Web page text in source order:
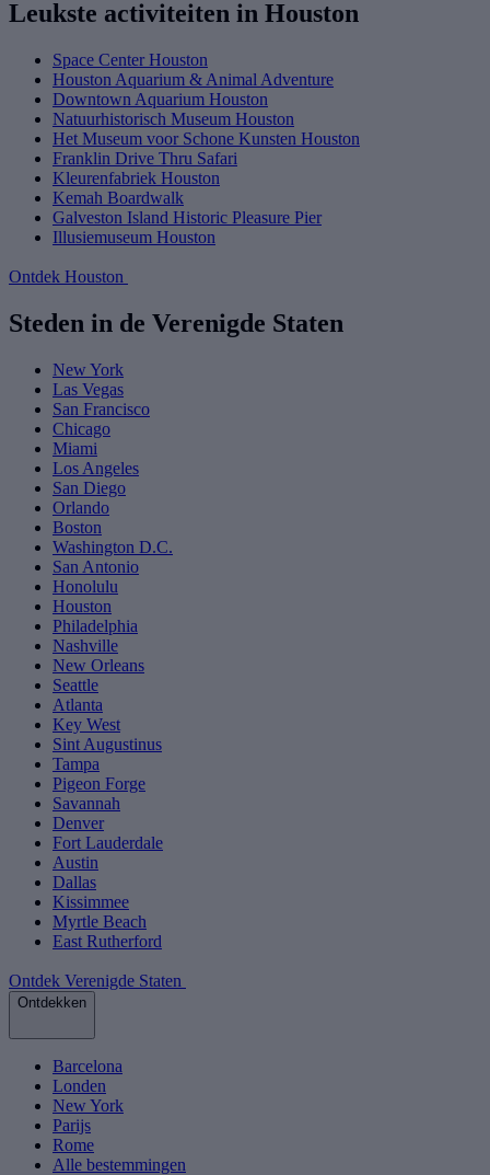
Leukste activiteiten in Houston
Space Center Houston
Houston Aquarium & Animal Adventure
Downtown Aquarium Houston
Natuurhistorisch Museum Houston
Het Museum voor Schone Kunsten Houston
Franklin Drive Thru Safari
Kleurenfabriek Houston
Kemah Boardwalk
Galveston Island Historic Pleasure Pier
Illusiemuseum Houston
Ontdek Houston
Steden in de Verenigde Staten
New York
Las Vegas
San Francisco
Chicago
Miami
Los Angeles
San Diego
Orlando
Boston
Washington D.C.
San Antonio
Honolulu
Houston
Philadelphia
Nashville
New Orleans
Seattle
Atlanta
Key West
Sint Augustinus
Tampa
Pigeon Forge
Savannah
Denver
Fort Lauderdale
Austin
Dallas
Kissimmee
Myrtle Beach
East Rutherford
Ontdek Verenigde Staten
Ontdekken
Barcelona
Londen
New York
Parijs
Rome
Alle bestemmingen